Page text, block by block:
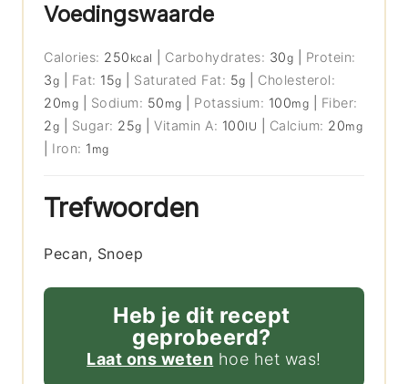
Voedingswaarde
Calories: 250 kcal Carbohydrates: 30g
Protein:
3g Fat: 15g Saturated Fat: 5g
Cholesterol:
20mg Sodium: 50 mg Potassium: 100mg
Fiber:
2g Sugar: 25g |Vitamin A: 100IU Calcium: 20mg
Iron: 1 mg
Trefwoorden
Pecan, Snoep
Heb je dit recept
geprobeerd?
Laat ons weten hoe het was!